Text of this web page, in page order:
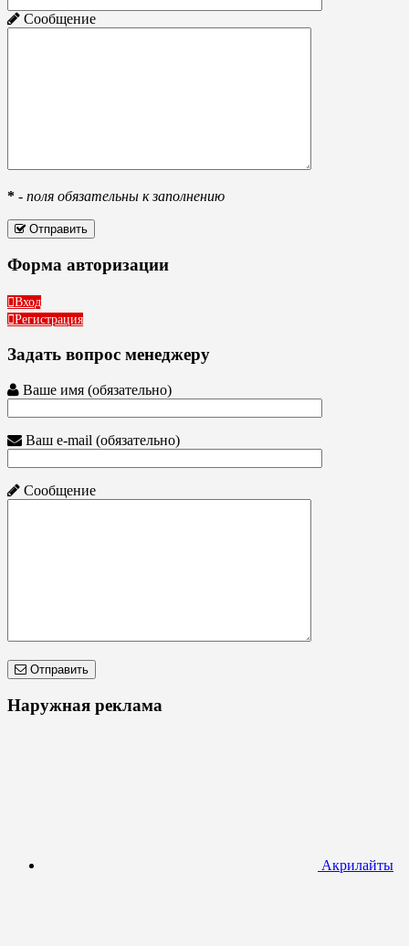
Сообщение
* - поля обязательны к заполнению
Отправить
Форма авторизации
Вход
Регистрация
Задать вопрос менеджеру
Ваше имя (обязательно)
Ваш e-mail (обязательно)
Сообщение
Отправить
Наружная реклама
Акрилайты